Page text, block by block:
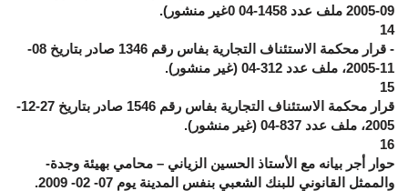
09-2005 ملف عدد 1458-04 0غير منشور).
14
- قرار محكمة الاستئناف التجارية بفاس رقم 1346 صادر بتاريخ 08-
11-2005، ملف عدد 312-04 (غير منشور).
15
قرار محكمة الاستئناف التجارية بفاس رقم 1546 صادر بتاريخ 27-12-
2005، ملف عدد 837-04 (غير منشور).
16
حوار أجر بيانه مع الأستاذ الحسين الزياني – محامي بهيئة وجدة-
والممثل القانوني للبنك الشعبي بنفس المدينة يوم 07- 02- 2009.